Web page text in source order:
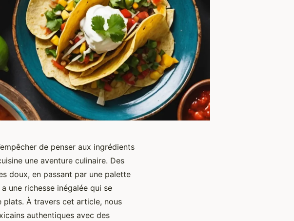
de penser aux ingrédients
une aventure culinaire. Des
doux, en passant par une palette
une richesse inégalée qui se
plats. À travers cet article, nous
authentiques avec des